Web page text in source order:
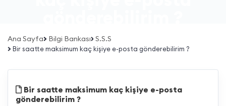
Ana Sayfa Bilgi Bankası S.S.S
Bir saatte maksimum kaç kişiye e-posta gönderebilirim ?
Bir saatte maksimum kaç kişiye e-posta
gönderebilirim ?